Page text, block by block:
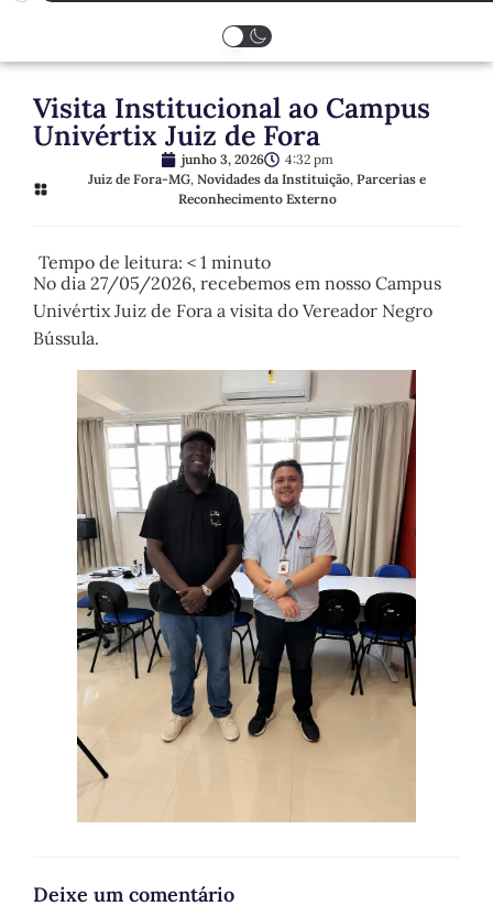
Visita Institucional ao Campus
Univértix Juiz de Fora
junho 3, 2026
4:32 pm
Juiz de Fora-MG, Novidades da Instituição, Parcerias e
Reconhecimento Externo
Tempo de leitura: < 1 minuto
No dia 27/05/2026, recebemos em nosso Campus
Univértix Juiz de Fora a visita do Vereador Negro
Bússula.
Deixe um comentário